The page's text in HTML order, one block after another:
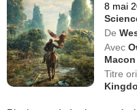
8 mai
De
Avec
Macon
Titre